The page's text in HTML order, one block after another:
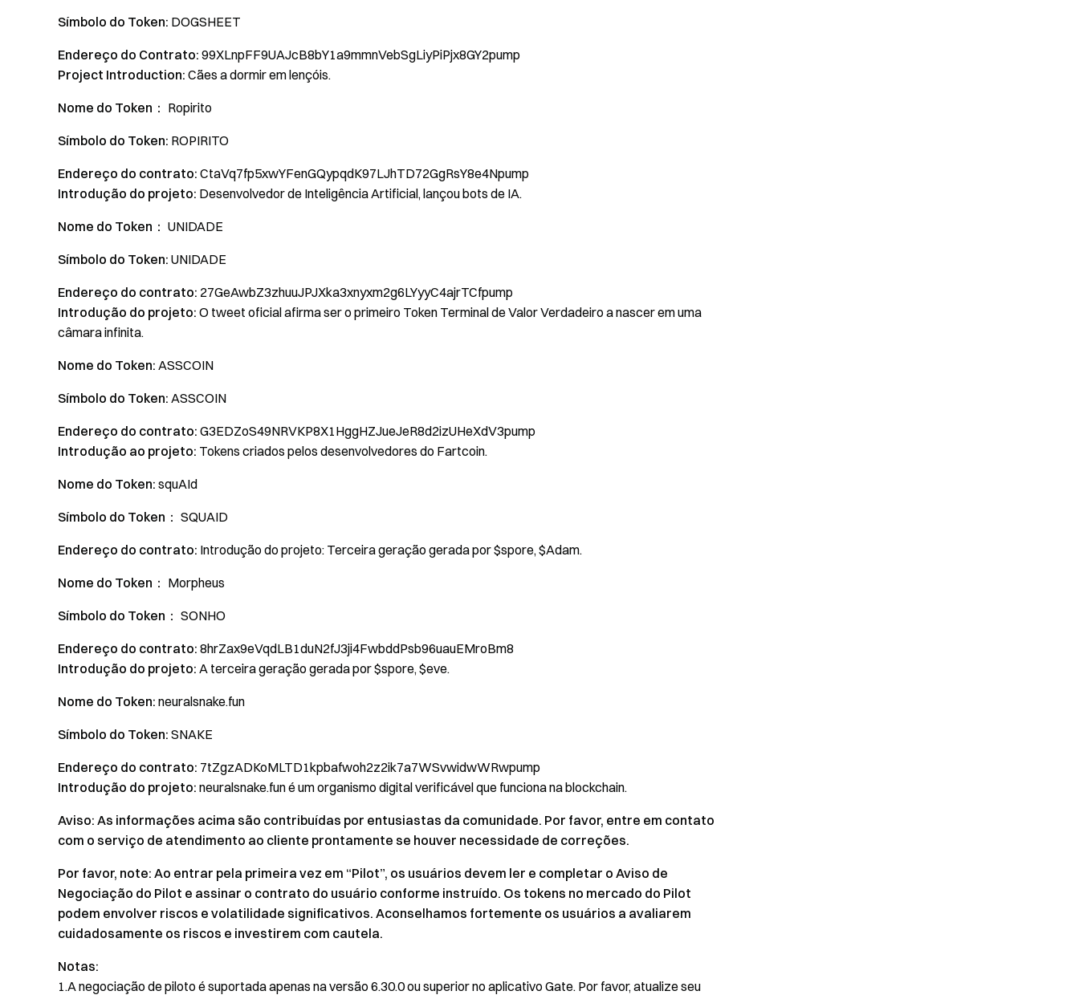
Símbolo do Token: DOGSHEET
Endereço do Contrato: 99XLnpFF9UAJcB8bY1a9mmnVebSgLiyPiPjx8GY2pump
Project Introduction: Cães a dormir em lençóis.
Nome do Token： Ropirito
Símbolo do Token: ROPIRITO
Endereço do contrato: CtaVq7fp5xwYFenGQypqdK97LJhTD72GgRsY8e4Npump
Introdução do projeto: Desenvolvedor de Inteligência Artificial, lançou bots de IA.
Nome do Token： UNIDADE
Símbolo do Token: UNIDADE
Endereço do contrato: 27GeAwbZ3zhuuJPJXka3xnyxm2g6LYyyC4ajrTCfpump
Introdução do projeto: O tweet oficial afirma ser o primeiro Token Terminal de Valor Verdadeiro a nascer em uma
câmara infinita.
Nome do Token: ASSCOIN
Símbolo do Token: ASSCOIN
Endereço do contrato: G3EDZoS49NRVKP8X1HggHZJueJeR8d2izUHeXdV3pump
Introdução ao projeto: Tokens criados pelos desenvolvedores do Fartcoin.
Nome do Token: squAId
Símbolo do Token： SQUAID
Endereço do contrato: Introdução do projeto: Terceira geração gerada por $spore, $Adam.
Nome do Token： Morpheus
Símbolo do Token： SONHO
Endereço do contrato: 8hrZax9eVqdLB1duN2fJ3ji4FwbddPsb96uauEMroBm8
Introdução do projeto: A terceira geração gerada por $spore, $eve.
Nome do Token: neuralsnake.fun
Símbolo do Token: SNAKE
Endereço do contrato: 7tZgzADKoMLTD1kpbafwoh2z2ik7a7WSvwidwWRwpump
Introdução do projeto: neuralsnake.fun é um organismo digital verificável que funciona na blockchain.
Aviso: As informações acima são contribuídas por entusiastas da comunidade. Por favor, entre em contato
com o serviço de atendimento ao cliente prontamente se houver necessidade de correções.
Por favor, note: Ao entrar pela primeira vez em “Pilot”, os usuários devem ler e completar o Aviso de
Negociação do Pilot e assinar o contrato do usuário conforme instruído. Os tokens no mercado do Pilot
podem envolver riscos e volatilidade significativos. Aconselhamos fortemente os usuários a avaliarem
cuidadosamente os riscos e investirem com cautela.
Notas:
1.A negociação de piloto é suportada apenas na versão 6.30.0 ou superior no aplicativo Gate. Por favor, atualize seu